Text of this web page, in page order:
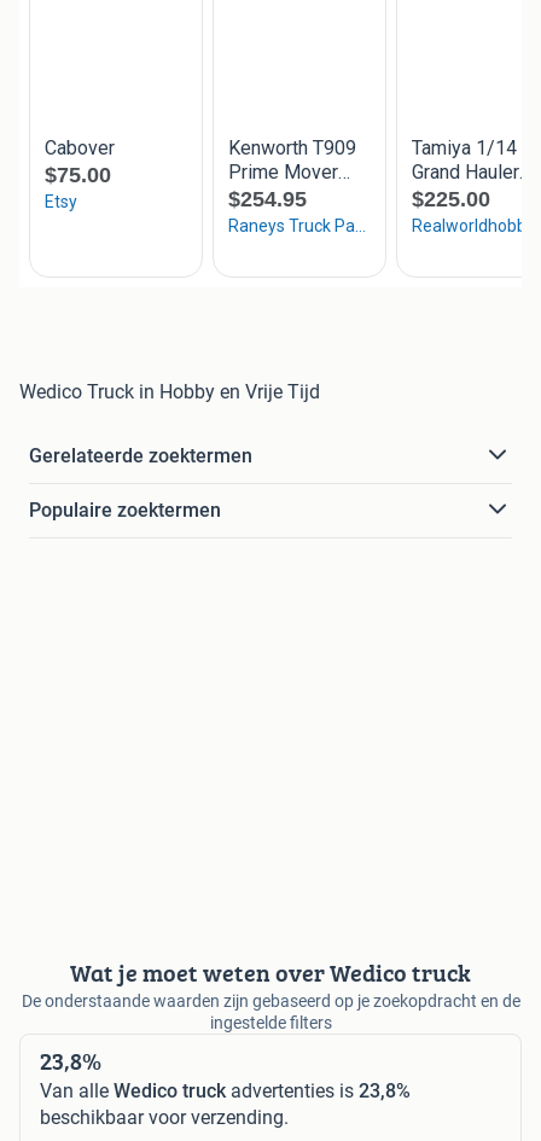
Wedico Truck in Hobby en Vrije Tijd
Gerelateerde zoektermen
Populaire zoektermen
Wat je moet weten over Wedico truck
De onderstaande waarden zijn gebaseerd op je zoekopdracht en de
ingestelde filters
23,8%
Van alle Wedico truck advertenties is 23,8%
beschikbaar voor verzending.